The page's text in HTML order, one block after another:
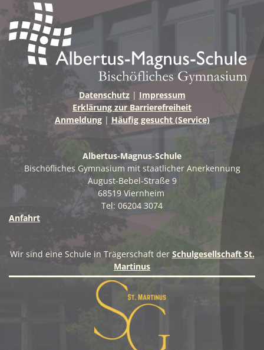
Datenschutz | Impressum
Erklärung zur Barrierefreiheit
Anmeldung | Häufig gesucht (Service)
Albertus-Magnus-Schule
Bischöfliches Gymnasium mit staatlicher Anerkennung
August-Bebel-Straße 9
68519 Viernheim
Tel: 06204 3074
Anfahrt
Wir sind eine Schule in Trägerschaft der Schulgesellschaft St.
Martinus